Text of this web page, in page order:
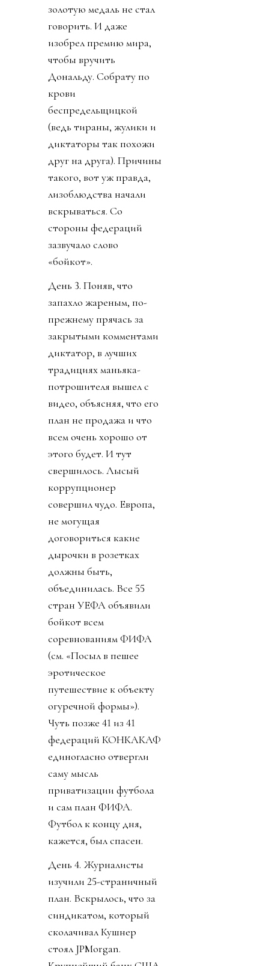
золотую медаль не стал
говорить. И даже
изобрел премию мира,
чтобы вручить
Дональду. Собрату по
крови
беспредельщицкой
(ведь тираны, жулики и
диктаторы так похожи
друг на друга). Причины
такого, вот уж правда,
лизоблюдства начали
вскрываться. Со
стороны федераций
зазвучало слово
«бойкот».
День 3. Поняв, что
запахло жареным, по-
прежнему прячась за
закрытыми комментами
диктатор, в лучших
традициях маньяка-
потрошителя вышел с
видео, объясняя, что его
план не продажа и что
всем очень хорошо от
этого будет. И тут
свершилось. Лысый
коррупционер
совершил чудо. Европа,
не могущая
договориться какие
дырочки в розетках
должны быть,
объединилась. Все 55
стран УЕФА объявили
бойкот всем
соревнованиям ФИФА
(см. «Посыл в пешее
эротическое
путешествие к объекту
огуречной формы»).
Чуть позже 41 из 41
федераций КОНКАКАФ
единогласно отвергли
саму мысль
приватизации футбола
и сам план ФИФА.
Футбол к концу дня,
кажется, был спасен.
День 4. Журналисты
изучили 25-страничный
план. Вскрылось, что за
синдикатом, который
сколачивал Кушнер
стоял JPMorgan.